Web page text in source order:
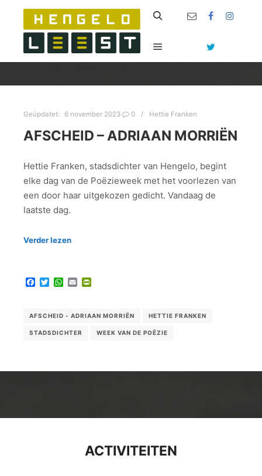
Hoofdmenu
Geüpdatet: 6 november 2023 0 Hettie Franken
AFSCHEID – ADRIAAN MORRIËN
Hettie Franken, stadsdichter van Hengelo, begint
elke dag van de Poëzieweek met het voorlezen van
een door haar uitgekozen gedicht. Vandaag de
laatste dag.
Verder lezen
Facebook
TwitterWhatsApp
Email
AFSCHEID - ADRIAAN MORRIËN HETTIE FRANKEN
STADSDICHTER WEEK VAN DE POËZIE
ACTIVITEITEN